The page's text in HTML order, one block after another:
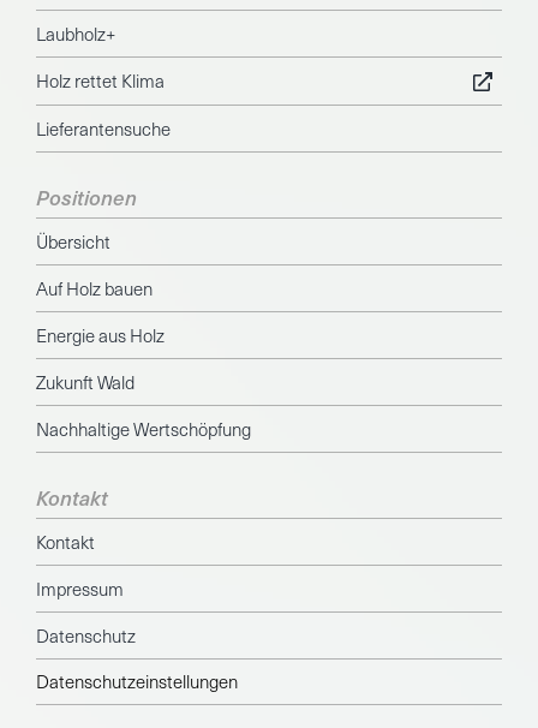
Laubholz+
Holz rettet Klima
Lieferantensuche
Positionen
Übersicht
Auf Holz bauen
Energie aus Holz
Zukunft Wald
Nachhaltige Wertschöpfung
Kontakt
Kontakt
Impressum
Datenschutz
Datenschutzeinstellungen